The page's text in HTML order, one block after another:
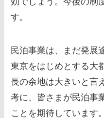
す。
民泊事業は、まだ発展
東京をはじめとする大
長の余地は大きいと言
考に、皆さまが民泊事
ことを期待しています。